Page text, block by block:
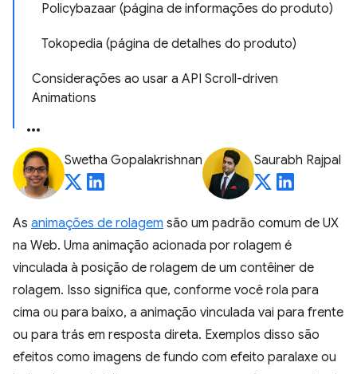
Policybazaar (página de informações do produto)
Tokopedia (página de detalhes do produto)
Considerações ao usar a API Scroll-driven
Animations
Swetha Gopalakrishnan Saurabh Rajpal
As animações de rolagem são um padrão comum de UX
na Web. Uma animação acionada por rolagem é
vinculada à posição de rolagem de um contêiner de
rolagem. Isso significa que, conforme você rola para
cima ou para baixo, a animação vinculada vai para frente
ou para trás em resposta direta. Exemplos disso são
efeitos como imagens de fundo com efeito paralaxe ou